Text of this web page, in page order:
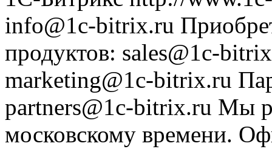
info@1c-bitrix.ru
продуктов: sales@1c-
marketing@1c-bitrix.ru
partners@1c-bitrix.ru Мы
московскому времени.